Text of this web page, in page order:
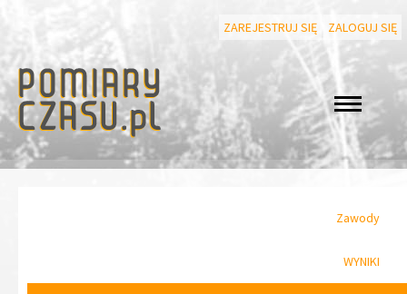
ZAREJESTRUJ SIĘ ZALOGUJ SIĘ
Zawody
WYNIKI